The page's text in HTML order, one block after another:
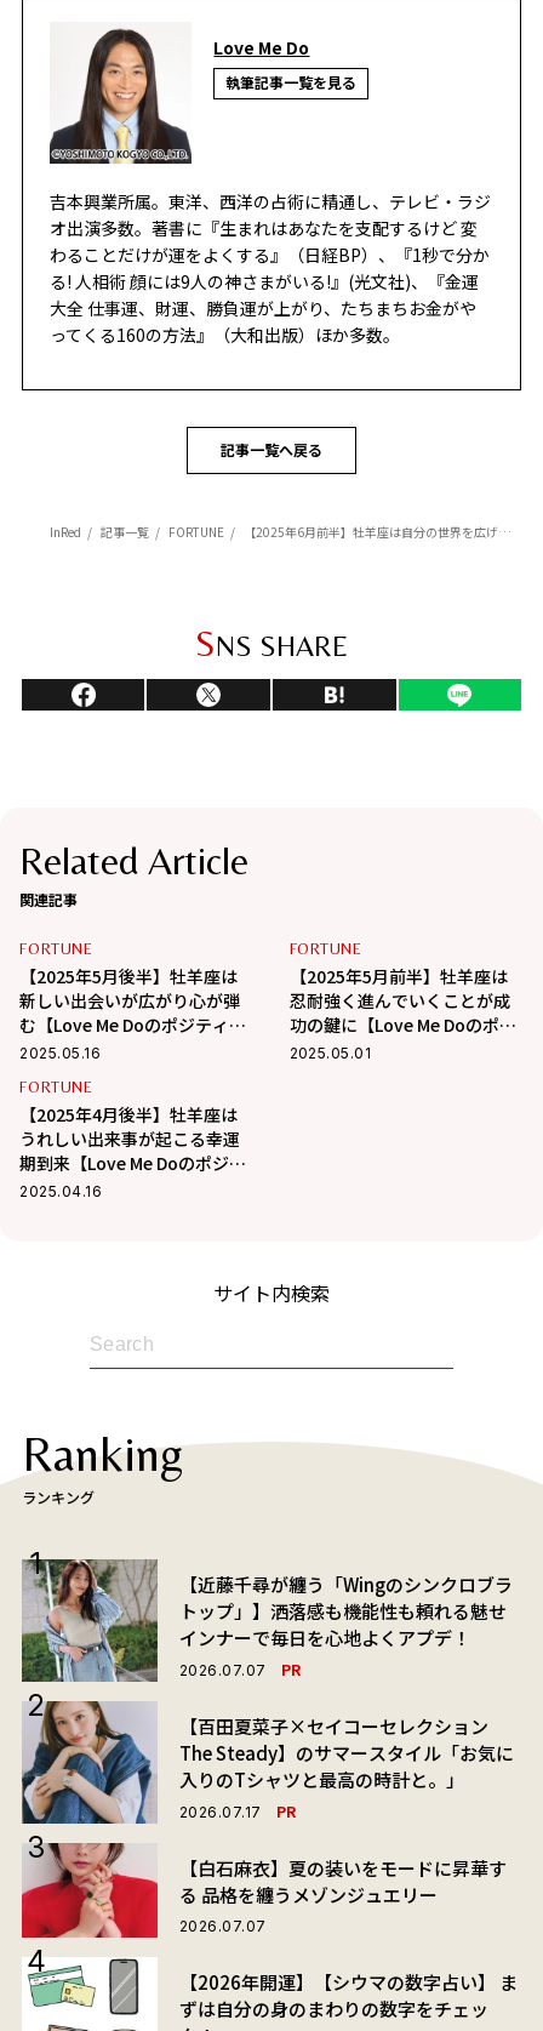
Love Me Do
執筆記事一覧を見る
吉本興業所属。東洋、西洋の占術に精通し、テレビ・ラジ
オ出演多数。著書に『生まれはあなたを支配するけど 変
わることだけが運をよくする』（日経BP）、『1秒で分か
る! 人相術 顔には9人の神さまがいる!』(光文社)、『金運
大全 仕事運、財運、勝負運が上がり、たちまちお金がや
ってくる160の方法』（大和出版）ほか多数。
記事一覧へ戻る
InRed 記事一覧 FORTUNE 【2025年6月前半】牡羊座は自分の世界を広げるチャンスの時【Love Me Doのポジティブ星占い】
SNS SHARE
Related Article
関連記事
FORTUNE
【2025年5月後半】牡羊座は
新しい出会いが広がり心が弾
む【Love Me Doのポジティブ
星占い】
2025.05.16
FORTUNE
【2025年5月前半】牡羊座は
忍耐強く進んでいくことが成
功の鍵に【Love Me Doのポジ
ティブ星占い】
2025.05.01
FORTUNE
【2025年4月後半】牡羊座は
うれしい出来事が起こる幸運
期到来【Love Me Doのポジテ
ィブ星占い】
2025.04.16
サイト内検索
Ranking
ランキング
【近藤千尋が纏う「Wingのシンクロブラ
トップ」】洒落感も機能性も頼れる魅せ
インナーで毎日を心地よくアプデ！
2026.07.07 PR
【百田夏菜子×セイコーセレクション
The Steady】のサマースタイル「お気に
入りのTシャツと最高の時計と。」
2026.07.17 PR
【白石麻衣】夏の装いをモードに昇華す
る 品格を纏うメゾンジュエリー
2026.07.07
【2026年開運】【シウマの数字占い】 ま
ずは自分の身のまわりの数字をチェッ